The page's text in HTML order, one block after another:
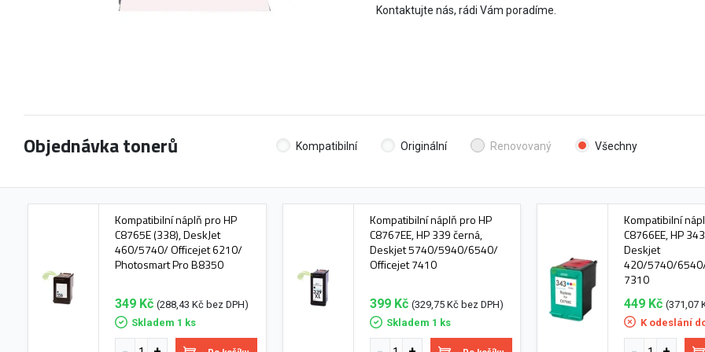
Kontaktujte nás, rádi Vám poradíme.
Objednávka tonerů Kompatibilní Originální Renovovaný Všechny
Kompatibilní náplň pro HP
C8765E (338), DeskJet
460/5740/ Officejet 6210/
Photosmart Pro B8350
349 Kč (288,43 Kč bez DPH)
Skladem 1 ks
Kompatibilní náplň pro HP
C8767EE, HP 339 černá,
Deskjet 5740/5940/6540/
Officejet 7410
399 Kč (329,75 Kč bez DPH)
Skladem 1 ks
Kompatibilní
C8766EE, HP
Deskjet
420/5740/
7310
449 Kč (371,07
K odeslání